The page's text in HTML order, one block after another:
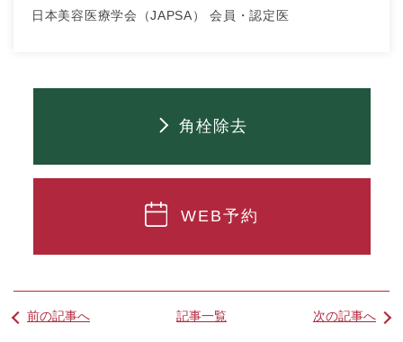
日本美容医療学会（JAPSA） 会員・認定医
角栓除去
WEB予約
前の記事へ 記事一覧 次の記事へ